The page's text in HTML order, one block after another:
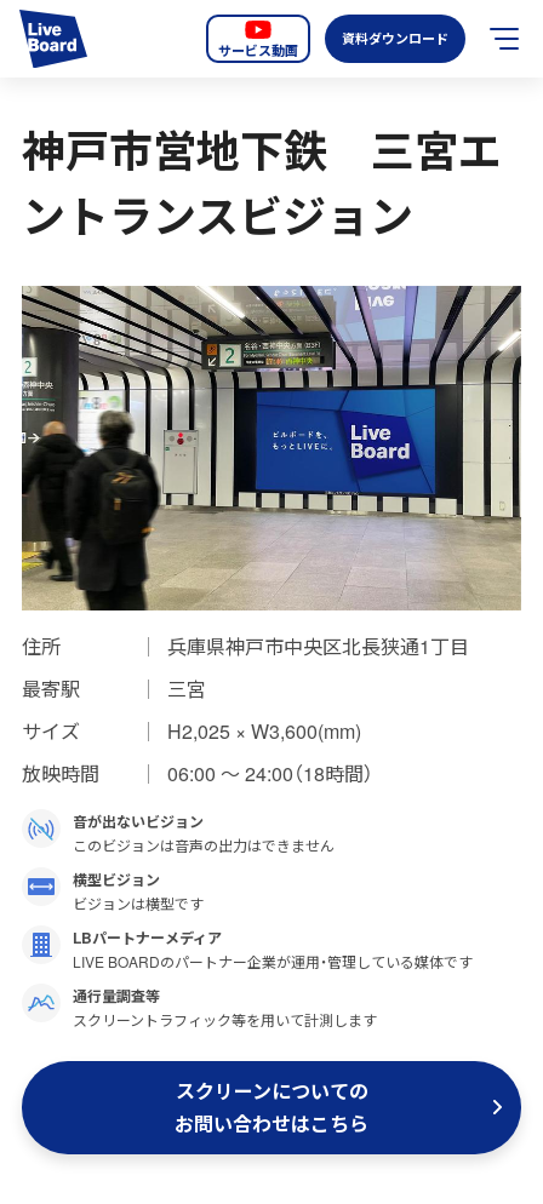
サービス動画
資料ダウンロード
サービス紹介
LIVE BOARDの新しいOOH
選ばれる理由
導入事例
全国のスクリーン
お知らせ
オーディエンスデータの階層
インプレッションデータの算出方法
お問い合わせ
よくあるご質問
神戸市営地下鉄 三宮エ
ントランスビジョン
住所
兵庫県神戸市中央区北長狭通1丁目
最寄駅
三宮
サイズ
H2,025 × W3,600(mm)
放映時間
06:00 〜 24:00（18時間）
音が出ないビジョン
このビジョンは音声の出力はできません
横型ビジョン
ビジョンは横型です
LBパートナーメディア
LIVE BOARDのパートナー企業が運用・管理している媒体です
通行量調査等
スクリーントラフィック等を用いて計測します
スクリーンについての
お問い合わせはこちら